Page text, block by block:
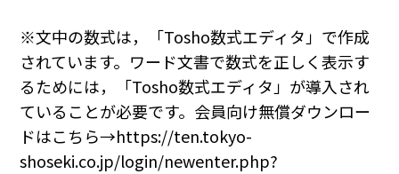
※文中の数式は，「Tosho数式エディタ」で作成
されています。ワード文書で数式を正しく表示す
るためには，「Tosho数式エディタ」が導入され
ていることが必要です。会員向け無償ダウンロー
ドはこちら→https://ten.tokyo-
shoseki.co.jp/login/newenter.php?